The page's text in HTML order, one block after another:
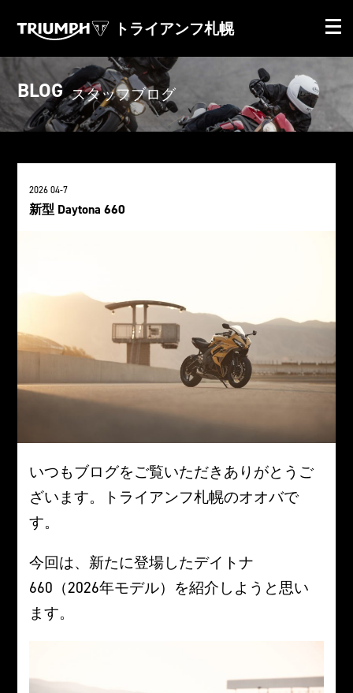
トライアンフ札幌
BLOG スタッフブログ
2026 04-7
新型 Daytona 660
いつもブログをご覧いただきありがとうご
ざいます。トライアンフ札幌のオオバで
す。
今回は、新たに登場したデイトナ
660（2026年モデル）を紹介しようと思い
ます。